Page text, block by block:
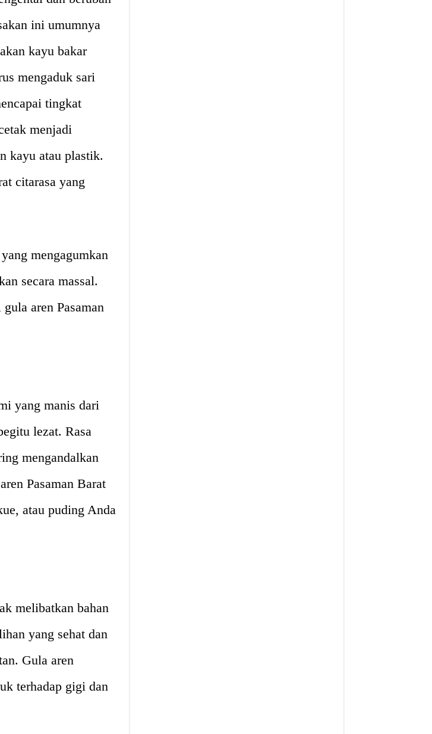
ini umumnya
kayu bakar
mengaduk sari
tingkat
menjadi
kayu atau plastik.
citarasa yang
mengagumkan
secara massal.
aren Pasaman
yang manis dari
lezat. Rasa
mengandalkan
Pasaman Barat
atau puding Anda
melibatkan bahan
yang sehat dan
Gula aren
terhadap gigi dan